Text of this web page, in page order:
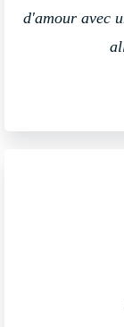
d'amour avec